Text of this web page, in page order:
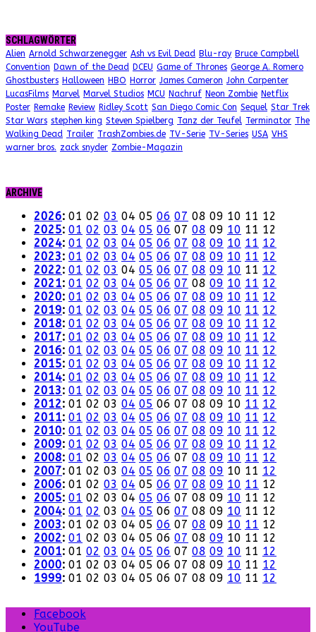
SCHLAGWÖRTER
Alien Arnold Schwarzenegger Ash vs Evil Dead Blu-ray Bruce Campbell
Convention Dawn of the Dead DCEU Game of Thrones George A. Romero
Ghostbusters Halloween HBO Horror James Cameron John Carpenter
LucasFilms Marvel Marvel Studios MCU Nachruf Neon Zombie Netflix
Poster Remake Review Ridley Scott San Diego Comic Con Sequel Star Trek
Star Wars stephen king Steven Spielberg Tanz der Teufel Terminator The
Walking Dead Trailer TrashZombies.de TV-Serie TV-Series USA VHS
warner bros. zack snyder Zombie-Magazin
ARCHIVE
2026: 01 02 03 04 05 06 07 08 09 10 11 12
2025: 01 02 03 04 05 06 07 08 09 10 11 12
2024: 01 02 03 04 05 06 07 08 09 10 11 12
2023: 01 02 03 04 05 06 07 08 09 10 11 12
2022: 01 02 03 04 05 06 07 08 09 10 11 12
2021: 01 02 03 04 05 06 07 08 09 10 11 12
2020: 01 02 03 04 05 06 07 08 09 10 11 12
2019: 01 02 03 04 05 06 07 08 09 10 11 12
2018: 01 02 03 04 05 06 07 08 09 10 11 12
2017: 01 02 03 04 05 06 07 08 09 10 11 12
2016: 01 02 03 04 05 06 07 08 09 10 11 12
2015: 01 02 03 04 05 06 07 08 09 10 11 12
2014: 01 02 03 04 05 06 07 08 09 10 11 12
2013: 01 02 03 04 05 06 07 08 09 10 11 12
2012: 01 02 03 04 05 06 07 08 09 10 11 12
2011: 01 02 03 04 05 06 07 08 09 10 11 12
2010: 01 02 03 04 05 06 07 08 09 10 11 12
2009: 01 02 03 04 05 06 07 08 09 10 11 12
2008: 01 02 03 04 05 06 07 08 09 10 11 12
2007: 01 02 03 04 05 06 07 08 09 10 11 12
2006: 01 02 03 04 05 06 07 08 09 10 11 12
2005: 01 02 03 04 05 06 07 08 09 10 11 12
2004: 01 02 03 04 05 06 07 08 09 10 11 12
2003: 01 02 03 04 05 06 07 08 09 10 11 12
2002: 01 02 03 04 05 06 07 08 09 10 11 12
2001: 01 02 03 04 05 06 07 08 09 10 11 12
2000: 01 02 03 04 05 06 07 08 09 10 11 12
1999: 01 02 03 04 05 06 07 08 09 10 11 12
Facebook
YouTube